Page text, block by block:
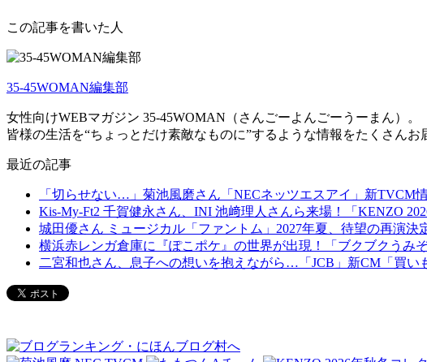
この記事を書いた人
35-45WOMAN編集部
女性向けWEBマガジン 35-45WOMAN（さんごーよんごーうーまん）。
皆様の生活を“ちょっとだけ素敵なものに”するような情報をたくさんお
最近の記事
「切らせない…」菊池風磨さん「NECネッツエスアイ」新TVCM情
Kis-My-Ft2 千賀健永さん、INI 池﨑理人さんら来場！「KENZO
城田優さん ミュージカル「ファントム」2027年夏、待望の再演
横浜赤レンガ倉庫に『ぽこポケ』の世界が出現！「ブクブクうみ
二宮和也さん、息子への想いを抱えながら…「JCB」新CM「買